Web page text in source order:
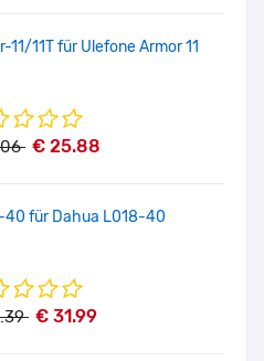
11/11T für Ulefone Armor 11
€ 25.88
40 für Dahua L018-40
€ 31.99